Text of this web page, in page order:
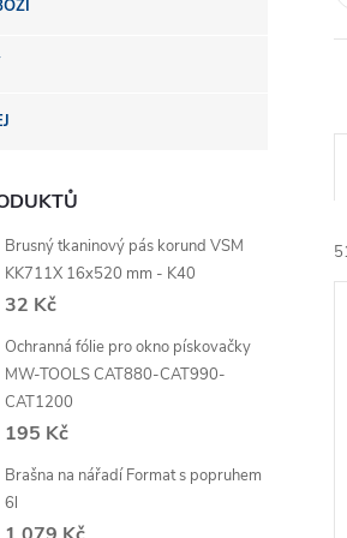
Brusný tkaninový pás korund VSM
KK711X 16x520 mm - K40
32 Kč
Ochranná fólie pro okno pískovačky
MW-TOOLS CAT880-CAT990-
CAT1200
195 Kč
Brašna na nářadí Format s popruhem
6l
a